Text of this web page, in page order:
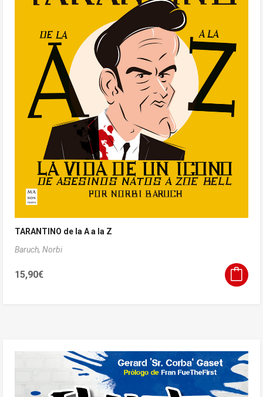
TARANTINO de la A a la Z
Baruch, Norbi
15,90€